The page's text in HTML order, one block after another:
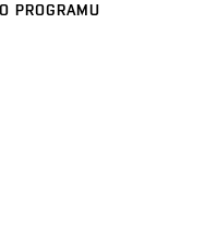
PROGRAMU